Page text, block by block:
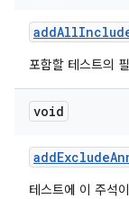
addAll
포함할 테스트의
void
addExclude
테스트에 이 주석